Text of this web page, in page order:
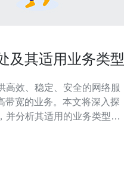
及其适用业务类型
高效、稳定、安全的网络服
带宽的业务。本文将深入探
并分析其适用的业务类型，
可以享受到优质的网络连